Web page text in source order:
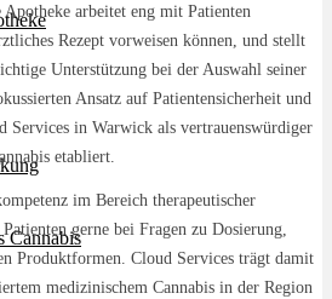
Cannabis
arbeitet eng mit Patienten
Rezept vorweisen können, und stellt
Unterstützung bei der Auswahl seiner
Ansatz auf Patientensicherheit und
Services in Warwick als vertrauenswürdiger
etabliert.
im Bereich therapeutischer
gerne bei Fragen zu Dosierung,
Produktformen. Cloud Services trägt damit
medizinischem Cannabis in der Region